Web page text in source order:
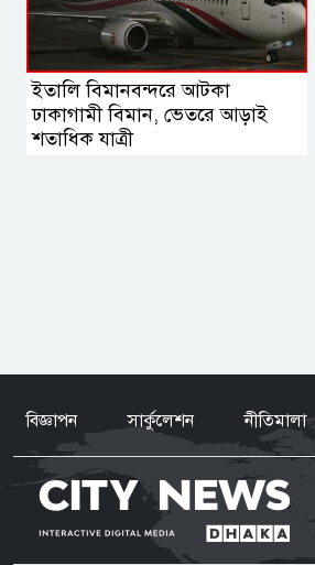
ইতালি বিমানবন্দরে আটকা
ঢাকাগামী বিমান, ভেতরে আড়াই
শতাধিক যাত্রী
বিজ্ঞাপন সার্কুলেশন নীতিমালা